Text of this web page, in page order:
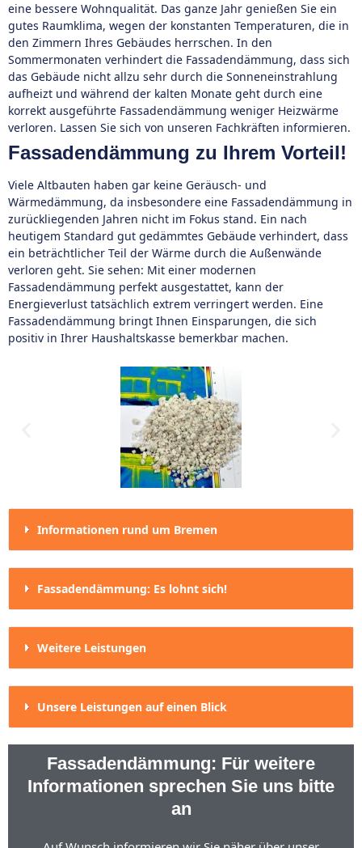
eine bessere Wohnqualität. Das ganze Jahr genießen Sie ein
gutes Raumklima, wegen der konstanten Temperaturen, die in
den Zimmern Ihres Gebäudes herrschen. In den
Sommermonaten verhindert die Fassadendämmung, dass sich
das Gebäude nicht allzu sehr durch die Sonneneinstrahlung
aufheizt und während der kalten Monate geht durch eine
korrekt ausgeführte Fassadendämmung weniger Heizwärme
verloren. Lassen Sie sich von unseren Fachkräften informieren.
Fassadendämmung zu Ihrem Vorteil!
Viele Altbauten haben gar keine Geräusch- und
Wärmedämmung, da insbesondere eine Fassadendämmung in
zurückliegenden Jahren nicht im Fokus stand. Ein nach
heutigem Standard gut gedämmtes Gebäude verhindert, dass
ein beträchtlicher Teil der Wärme durch die Außenwände
verloren geht. Sie sehen: Mit einer modernen
Fassadendämmung perfekt ausgestattet, kann der
Energieverlust tatsächlich extrem verringert werden. Eine
Fassadendämmung bringt Ihnen Einsparungen, die sich
positiv in Ihrer Haushaltskasse bemerkbar machen.
Informationen rund um Bremen
Fassadendämmung: Es lohnt sich!
Weitere Leistungen
Unsere Leistungen auf einen Blick
Fassadendämmung: Für weitere
Informationen sprechen Sie uns bitte
an